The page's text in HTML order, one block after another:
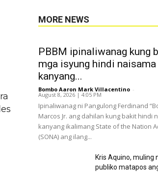
MORE NEWS
PBBM ipinaliwanag kung
mga isyung hindi naisama
kanyang...
Bombo Aaron Mark Villacentino -
August 8, 2026 | 4:05 PM
Ipinaliwanag ni Pangulong Ferdinand
Marcos Jr. ang dahilan kung bakit hindi
kanyang ikalimang State of the Nation
(SONA) ang ilang...
Kris Aquino, muling
publiko matapos